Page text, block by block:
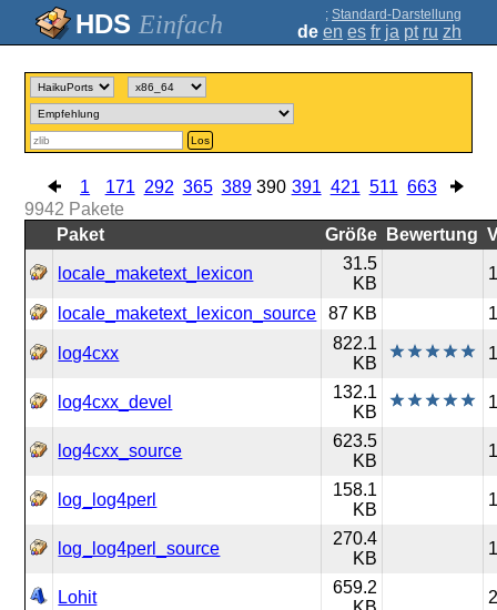
Einfach ; Standard-Darstellung
de en es fr ja pt ru zh
Los
1 171 292 365 389 390 391 421 511 663
9942 Pakete
Paket
Größe Bewertung
locale_maketext_lexicon
31.5
KB
locale_maketext_lexicon_source 87 KB
log4cxx
822.1
KB
log4cxx_devel
132.1
KB
log4cxx_source
623.5
KB
log_log4perl
158.1
KB
log_log4perl_source
270.4
KB
Lohit
659.2